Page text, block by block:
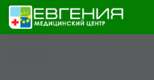
Skip to content